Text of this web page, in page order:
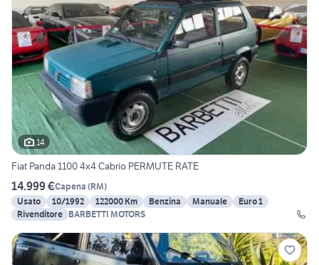
14
Fiat Panda 1100 4x4 Cabrio PERMUTE RATE
14.999 €Capena (RM)
Usato
10/1992 122000 Km Benzina Manuale
Euro 1
Rivenditore BARBETTI MOTORS